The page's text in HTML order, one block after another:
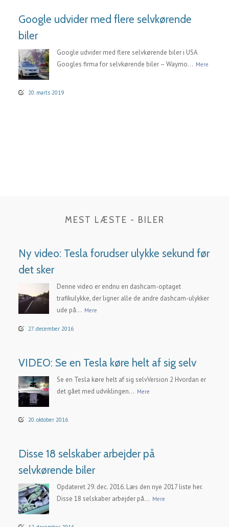
Google udvider med flere selvkørende
biler
Google udvider med flere selvkørende biler i USA
Googles firma for selvkørende biler – Waymo... Mere
20. marts 2019
MEST LÆSTE - BILER
Ny video: Tesla forudser ulykke sekund før
det sker
Denne video er endnu en dashcam-optaget
trafikulykke, der ligner alle de andre dashcam-ulykker
ude på... Mere
27. december 2016
VIDEO: Se en Tesla køre helt af sig selv
Se en Tesla køre helt af sig selvVersion 2 Hvordan er
det gået med udviklingen... Mere
20. oktober 2016
Disse 18 selskaber arbejder på
selvkørende biler
Opdateret 29. dec. 2016. Læs den nye 2017 liste her.
Disse 18 selskaber arbejder på... Mere